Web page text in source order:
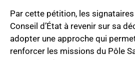
Par cette pétition, les
Conseil d’État à revenir sur sa
adopter une approche qui
renforcer les missions du Pôle